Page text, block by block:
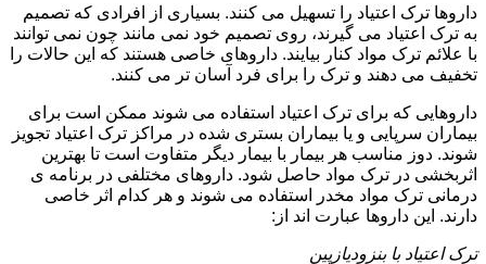
داروها ترک اعتیاد را تسهیل می کنند. بسیاری از افرادی که تصمیم
به ترک اعتیاد می گیرند، روی تصمیم خود نمی مانند چون نمی توانند
با علائم ترک مواد کنار بیایند. داروهای خاصی هستند که این حالات را
تخفیف می دهند و ترک را برای فرد آسان تر می کنند.
داروهایی که برای ترک اعتیاد استفاده می شوند ممکن است برای
بیماران سرپایی و یا بیماران بستری شده در مراکز ترک اعتیاد تجویز
شوند. دوز مناسب هر بیمار با بیمار دیگر متفاوت است تا بهترین
اثربخشی در ترک مواد حاصل شود. داروهای مختلفی در برنامه ی
درمانی ترک مواد مخدر استفاده می شوند و هر کدام اثر خاصی
دارند. این داروها عبارت اند از:
ترک اعتیاد با بنزودیازپین